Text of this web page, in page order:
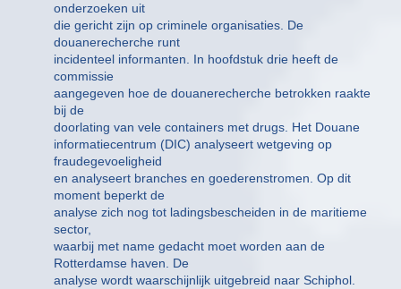
onderzoeken uit
die gericht zijn op criminele organisaties. De
douanerecherche runt
incidenteel informanten. In hoofdstuk drie heeft de
commissie
aangegeven hoe de douanerecherche betrokken raakte
bij de
doorlating van vele containers met drugs. Het Douane
informatiecentrum (DIC) analyseert wetgeving op
fraudegevoeligheid
en analyseert branches en goederenstromen. Op dit
moment beperkt de
analyse zich nog tot ladingsbescheiden in de maritieme
sector,
waarbij met name gedacht moet worden aan de
Rotterdamse haven. De
analyse wordt waarschijnlijk uitgebreid naar Schiphol.